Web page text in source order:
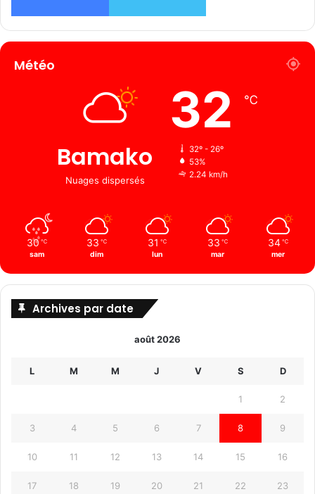
Météo
Bamako
Nuages ​​dispersés
32 ℃
32º - 26º
53%
2.24 km/h
30 ℃
sam
33 ℃
dim
31 ℃
lun
33 ℃
mar
34 ℃
mer
Archives par date
août 2026
L M M J V S D
1 2
3 4 5 6 7 8 9
10 11 12 13 14 15 16
17 18 19 20 21 22 23